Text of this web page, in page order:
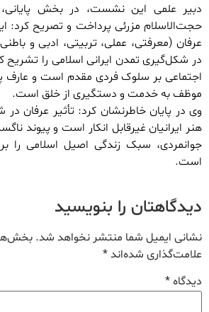
دبیر علمی این نشست، در بخش
حجت‌الاسلام مزرئی پرداخت و تصریح کرد:
عرفان (معرفتی، عملی، تربیتی، ادبی و
در شکل‌گیری تمدن ایرانی اسلامی را تشریح
اجتماعی بر سلوک فردی مقدم است و عارف
موظف به خدمت و دستگیری از خلق است.
وی در پایان خاطرنشان کرد: تأثیر عرفان در
هنر ایرانیان غیرقابل انکار است و پیوند
جوانمردی، سبک زندگی اصیل اسلامی را
است.
دیدگاهتان را بنویسید
نشانی ایمیل شما منتشر نخواهد شد.
علامت‌گذاری شده‌اند*
دیدگاه*